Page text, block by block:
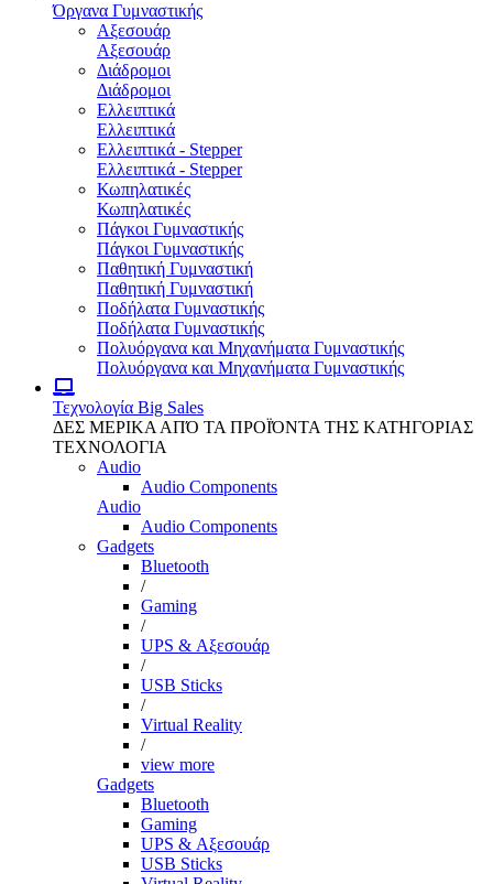
Όργανα Γυμναστικής
Αξεσουάρ
Αξεσουάρ
Διάδρομοι
Διάδρομοι
Ελλειπτικά
Ελλειπτικά
Ελλειπτικά - Stepper
Ελλειπτικά - Stepper
Κωπηλατικές
Κωπηλατικές
Πάγκοι Γυμναστικής
Πάγκοι Γυμναστικής
Παθητική Γυμναστική
Παθητική Γυμναστική
Ποδήλατα Γυμναστικής
Ποδήλατα Γυμναστικής
Πολυόργανα και Μηχανήματα Γυμναστικής
Πολυόργανα και Μηχανήματα Γυμναστικής
Τεχνολογία Big Sales
ΔΕΣ ΜΕΡΙΚΑ ΑΠΌ ΤΑ ΠΡΟΪΌΝΤΑ ΤΗΣ ΚΑΤΗΓΟΡΙΑΣ
ΤΕΧΝΟΛΟΓΙΑ
Audio
Audio Components
Audio
Audio Components
Gadgets
Bluetooth
/
Gaming
/
UPS & Αξεσουάρ
/
USB Sticks
/
Virtual Reality
/
view more
Gadgets
Bluetooth
Gaming
UPS & Αξεσουάρ
USB Sticks